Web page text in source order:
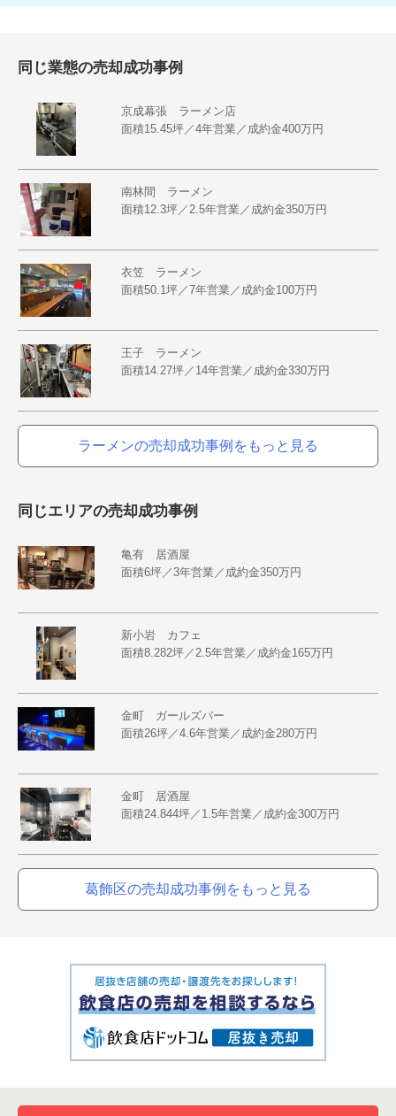
同じ業態の売却成功事例
京成幕張 ラーメン店
面積15.45坪／4年営業／成約金400万円
南林間 ラーメン
面積12.3坪／2.5年営業／成約金350万円
衣笠 ラーメン
面積50.1坪／7年営業／成約金100万円
王子 ラーメン
面積14.27坪／14年営業／成約金330万円
ラーメンの売却成功事例をもっと見る
同じエリアの売却成功事例
亀有 居酒屋
面積6坪／3年営業／成約金350万円
新小岩 カフェ
面積8.282坪／2.5年営業／成約金165万円
金町 ガールズバー
面積26坪／4.6年営業／成約金280万円
金町 居酒屋
面積24.844坪／1.5年営業／成約金300万円
葛飾区の売却成功事例をもっと見る